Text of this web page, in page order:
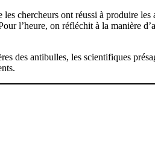
chercheurs ont réussi à produire
l’heure, on réfléchit à la manière
des antibulles, les scientifiques